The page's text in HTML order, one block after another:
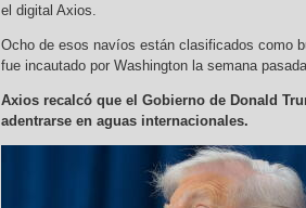
el digital Axios.
Ocho de esos navíos están clasificados como
fue incautado por Washington la semana
Axios recalcó que el Gobierno de Donald
adentrarse en aguas internacionales.